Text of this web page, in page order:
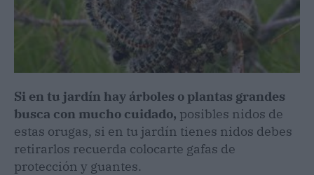
Si en tu jardín hay árboles o plantas grandes
busca con mucho cuidado, posibles nidos de
estas orugas, si en tu jardín tienes nidos debes
retirarlos recuerda colocarte gafas de
protección y guantes.